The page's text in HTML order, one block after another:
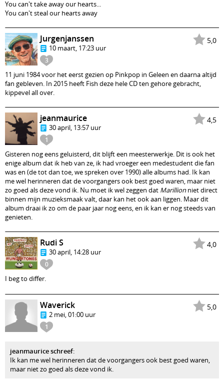
You can't take away our hearts...
You can't steal our hearts away
5,0
3
Jurgenjanssen
10 maart, 17:23 uur
11 juni 1984 voor het eerst gezien op Pinkpop in Geleen en daarna altijd
fan gebleven. In 2015 heeft Fish deze hele CD ten gehore gebracht,
kippevel all over.
4,5
1
jeanmaurice
30 april, 13:57 uur
Gisteren nog eens geluisterd, dit blijft een meesterwerkje. Dit is ook het
enige album dat ik heb van ze, ik had vroeger een medestudent die fan
was en (de tot dan toe, we spreken over 1990) alle albums had. Ik kan
me wel herinneren dat de voorgangers ook best goed waren, maar niet
zo goed als deze vond ik. Nu moet ik wel zeggen dat Marillionniet direct
binnen mijn muzieksmaak valt, daar kan het ook aan liggen. Maar dit
album draai ik zo om de paar jaar nog eens, en ik kan er nog steeds van
genieten.
4,0
0
Rudi S
30 april, 14:28 uur
I beg to differ.
5,0
1
Waverick
2 mei, 01:00 uur
jeanmaurice schreef:
Ik kan me wel herinneren dat de voorgangers ook best goed waren,
maar niet zo goed als deze vond ik.